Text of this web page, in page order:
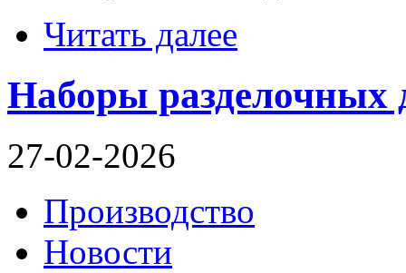
Читать далее
Наборы разделочных
27-02-2026
Производство
Новости